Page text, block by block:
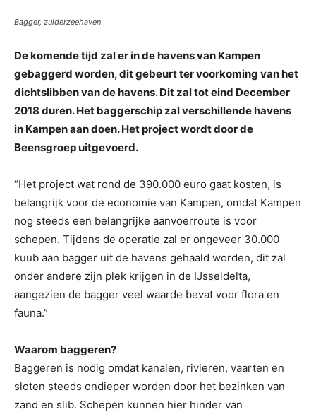
Bagger, zuiderzeehaven
De komende tijd zal er in de havens van Kampen
gebaggerd worden, dit gebeurt ter voorkoming van het
dichtslibben van de havens. Dit zal tot eind December
2018 duren. Het baggerschip zal verschillende havens
in Kampen aan doen. Het project wordt door de
Beensgroep uitgevoerd.
“Het project wat rond de 390.000 euro gaat kosten, is
belangrijk voor de economie van Kampen, omdat Kampen
nog steeds een belangrijke aanvoerroute is voor
schepen. Tijdens de operatie zal er ongeveer 30.000
kuub aan bagger uit de havens gehaald worden, dit zal
onder andere zijn plek krijgen in de IJsseldelta,
aangezien de bagger veel waarde bevat voor flora en
fauna.”
Waarom baggeren?
Baggeren is nodig omdat kanalen, rivieren, vaarten en
sloten steeds ondieper worden door het bezinken van
zand en slib. Schepen kunnen hier hinder van